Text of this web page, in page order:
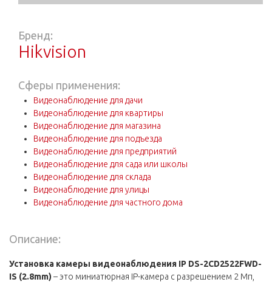
Бренд:
Hikvision
Сферы применения:
Видеонаблюдение для дачи
Видеонаблюдение для квартиры
Видеонаблюдение для магазина
Видеонаблюдение для подъезда
Видеонаблюдение для предприятий
Видеонаблюдение для сада или школы
Видеонаблюдение для склада
Видеонаблюдение для улицы
Видеонаблюдение для частного дома
Описание:
Установка камеры видеонаблюдения IP DS-2CD2522FWD-
IS (2.8mm) – это миниатюрная IP-камера с разрешением 2 Мп,